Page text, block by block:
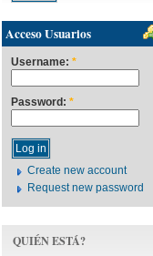
Acceso Usuarios
Username: *
Password: *
Create new account
Request new password
QUIÉN ESTÁ?